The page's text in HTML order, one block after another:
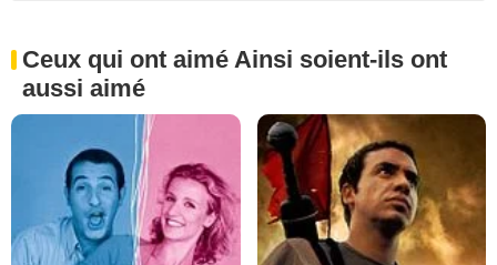
Ceux qui ont aimé Ainsi soient-ils ont
aussi aimé